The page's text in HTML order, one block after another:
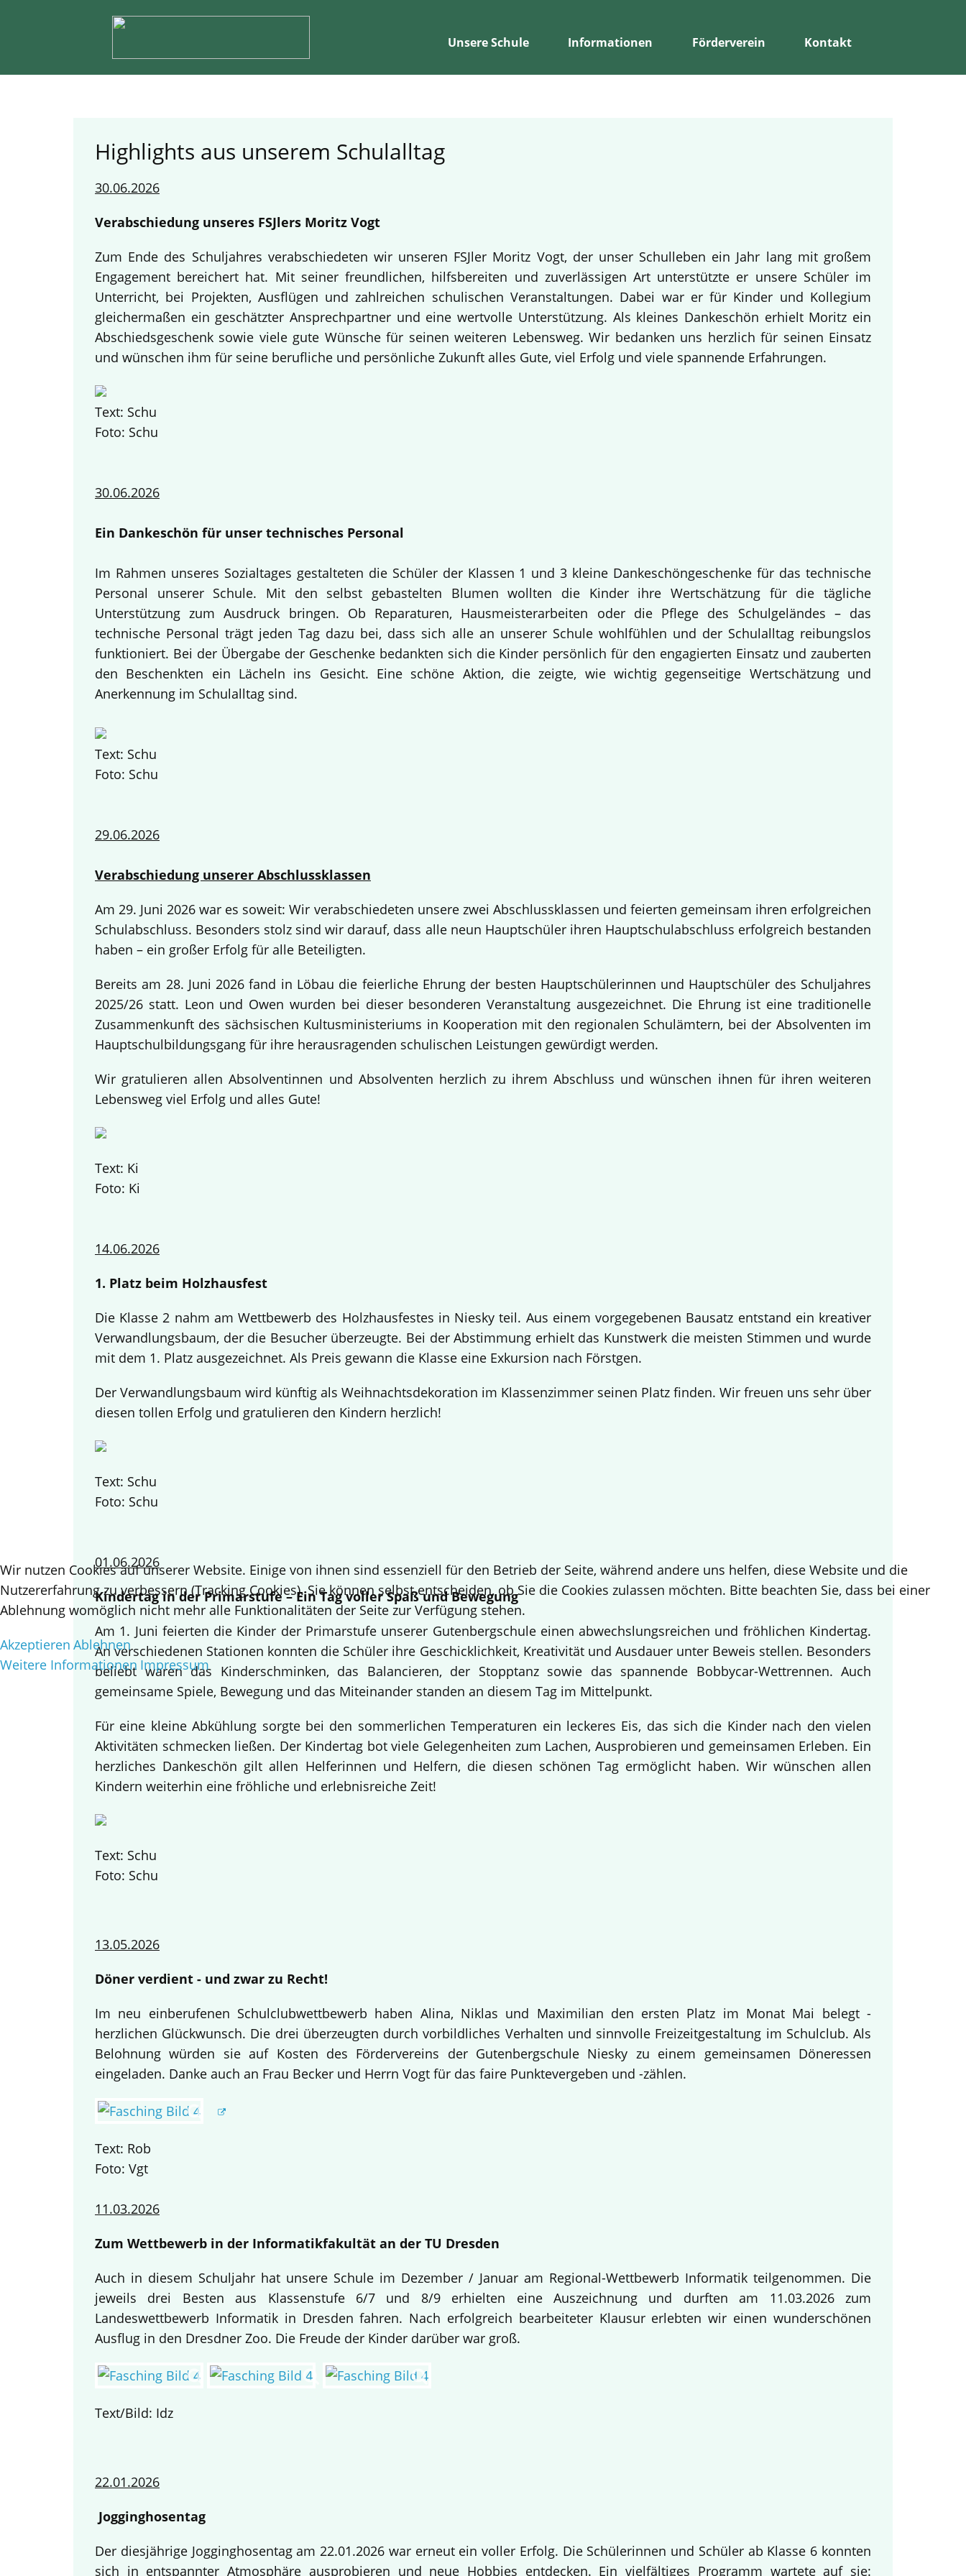
Unsere Schule Informationen Förderverein Kontakt
Highlights aus unserem Schulalltag
30.06.2026
Verabschiedung unseres FSJlers Moritz Vogt
Zum Ende des Schuljahres verabschiedeten wir unseren FSJler Moritz Vogt, der unser Schulleben ein Jahr lang mit großem
Engagement bereichert hat. Mit seiner freundlichen, hilfsbereiten und zuverlässigen Art unterstützte er unsere Schüler im
Unterricht, bei Projekten, Ausflügen und zahlreichen schulischen Veranstaltungen. Dabei war er für Kinder und Kollegium
gleichermaßen ein geschätzter Ansprechpartner und eine wertvolle Unterstützung. Als kleines Dankeschön erhielt Moritz ein
Abschiedsgeschenk sowie viele gute Wünsche für seinen weiteren Lebensweg. Wir bedanken uns herzlich für seinen Einsatz
und wünschen ihm für seine berufliche und persönliche Zukunft alles Gute, viel Erfolg und viele spannende Erfahrungen.
Text: Schu
Foto: Schu
30.06.2026
Ein Dankeschön für unser technisches Personal
Im Rahmen unseres Sozialtages gestalteten die Schüler der Klassen 1 und 3 kleine Dankeschöngeschenke für das technische
Personal unserer Schule. Mit den selbst gebastelten Blumen wollten die Kinder ihre Wertschätzung für die tägliche
Unterstützung zum Ausdruck bringen. Ob Reparaturen, Hausmeisterarbeiten oder die Pflege des Schulgeländes – das
technische Personal trägt jeden Tag dazu bei, dass sich alle an unserer Schule wohlfühlen und der Schulalltag reibungslos
funktioniert. Bei der Übergabe der Geschenke bedankten sich die Kinder persönlich für den engagierten Einsatz und zauberten
den Beschenkten ein Lächeln ins Gesicht. Eine schöne Aktion, die zeigte, wie wichtig gegenseitige Wertschätzung und
Anerkennung im Schulalltag sind.
Text: Schu
Foto: Schu
29.06.2026
Verabschiedung unserer Abschlussklassen
Am 29. Juni 2026 war es soweit: Wir verabschiedeten unsere zwei Abschlussklassen und feierten gemeinsam ihren erfolgreichen
Schulabschluss. Besonders stolz sind wir darauf, dass alle neun Hauptschüler ihren Hauptschulabschluss erfolgreich bestanden
haben – ein großer Erfolg für alle Beteiligten.
Bereits am 28. Juni 2026 fand in Löbau die feierliche Ehrung der besten Hauptschülerinnen und Hauptschüler des Schuljahres
2025/26 statt. Leon und Owen wurden bei dieser besonderen Veranstaltung ausgezeichnet. Die Ehrung ist eine traditionelle
Zusammenkunft des sächsischen Kultusministeriums in Kooperation mit den regionalen Schulämtern, bei der Absolventen im
Hauptschulbildungsgang für ihre herausragenden schulischen Leistungen gewürdigt werden.
Wir gratulieren allen Absolventinnen und Absolventen herzlich zu ihrem Abschluss und wünschen ihnen für ihren weiteren
Lebensweg viel Erfolg und alles Gute!
Text: Ki
Foto: Ki
14.06.2026
1. Platz beim Holzhausfest
Die Klasse 2 nahm am Wettbewerb des Holzhausfestes in Niesky teil. Aus einem vorgegebenen Bausatz entstand ein kreativer
Verwandlungsbaum, der die Besucher überzeugte. Bei der Abstimmung erhielt das Kunstwerk die meisten Stimmen und wurde
mit dem 1. Platz ausgezeichnet. Als Preis gewann die Klasse eine Exkursion nach Förstgen.
Der Verwandlungsbaum wird künftig als Weihnachtsdekoration im Klassenzimmer seinen Platz finden. Wir freuen uns sehr über
diesen tollen Erfolg und gratulieren den Kindern herzlich!
Text: Schu
Foto: Schu
01.06.2026
Kindertag in der Primarstufe – Ein Tag voller Spaß und Bewegung
Am 1. Juni feierten die Kinder der Primarstufe unserer Gutenbergschule einen abwechslungsreichen und fröhlichen Kindertag.
An verschiedenen Stationen konnten die Schüler ihre Geschicklichkeit, Kreativität und Ausdauer unter Beweis stellen. Besonders
beliebt waren das Kinderschminken, das Balancieren, der Stopptanz sowie das spannende Bobbycar-Wettrennen. Auch
gemeinsame Spiele, Bewegung und das Miteinander standen an diesem Tag im Mittelpunkt.
Für eine kleine Abkühlung sorgte bei den sommerlichen Temperaturen ein leckeres Eis, das sich die Kinder nach den vielen
Aktivitäten schmecken ließen. Der Kindertag bot viele Gelegenheiten zum Lachen, Ausprobieren und gemeinsamen Erleben. Ein
herzliches Dankeschön gilt allen Helferinnen und Helfern, die diesen schönen Tag ermöglicht haben. Wir wünschen allen
Kindern weiterhin eine fröhliche und erlebnisreiche Zeit!
Text: Schu
Foto: Schu
13.05.2026
Döner verdient - und zwar zu Recht!
Im neu einberufenen Schulclubwettbewerb haben Alina, Niklas und Maximilian den ersten Platz im Monat Mai belegt -
herzlichen Glückwunsch. Die drei überzeugten durch vorbildliches Verhalten und sinnvolle Freizeitgestaltung im Schulclub. Als
Belohnung würden sie auf Kosten des Fördervereins der Gutenbergschule Niesky zu einem gemeinsamen Döneressen
eingeladen. Danke auch an Frau Becker und Herrn Vogt für das faire Punktevergeben und -zählen.
Text: Rob
Foto: Vgt
11.03.2026
Zum Wettbewerb in der Informatikfakultät an der TU Dresden
Auch in diesem Schuljahr hat unsere Schule im Dezember / Januar am Regional-Wettbewerb Informatik teilgenommen. Die
jeweils drei Besten aus Klassenstufe 6/7 und 8/9 erhielten eine Auszeichnung und durften am 11.03.2026 zum
Landeswettbewerb Informatik in Dresden fahren. Nach erfolgreich bearbeiteter Klausur erlebten wir einen wunderschönen
Ausflug in den Dresdner Zoo. Die Freude der Kinder darüber war groß.
Text/Bild: Idz
22.01.2026
Jogginghosentag
Der diesjährige Jogginghosentag am 22.01.2026 war erneut ein voller Erfolg. Die Schülerinnen und Schüler ab Klasse 6 konnten
sich in entspannter Atmosphäre ausprobieren und neue Hobbies entdecken. Ein vielfältiges Programm wartete auf sie:
Wir nutzen Cookies auf unserer Website. Einige von ihnen sind essenziell für den Betrieb der Seite, während andere uns helfen, diese Website und die
Nutzererfahrung zu verbessern (Tracking Cookies). Sie können selbst entscheiden, ob Sie die Cookies zulassen möchten. Bitte beachten Sie, dass bei einer
Ablehnung womöglich nicht mehr alle Funktionalitäten der Seite zur Verfügung stehen.
Akzeptieren Ablehnen
Weitere Informationen Impressum